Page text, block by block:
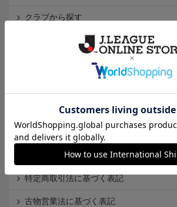
クラブから探す
Ｊ2
インフォメーション
個人情報保護方針
Cookieポリシー
特定商取引法に基づく表記
古物営業法に基づく表記